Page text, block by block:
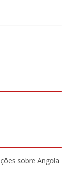
sobre Angola